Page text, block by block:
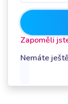
Zapoměli
Nemáte